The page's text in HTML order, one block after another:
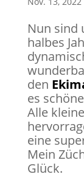
Nun sind
halbes
den
es
Alle
eine
Mein
Glück.